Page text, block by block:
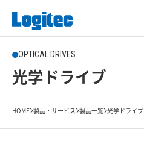
OPTICAL DRIVES
光学ドライブ
HOME 製品・サービス 製品一覧 光学ドライブ